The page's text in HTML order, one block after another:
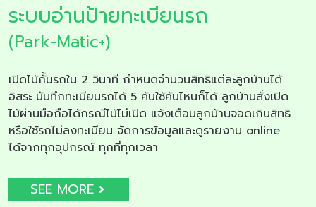
ระบบอ่านป้ายทะเบียนรถ
(Park-Matic+)
เปิดไม้กั้นรถใน 2 วินาที กำหนดจำนวนสิทธิแต่ละลูกบ้านได้
อิสระ บันทึกทะเบียนรถได้ 5 คันใช้คันไหนก็ได้ ลูกบ้านสั่งเปิด
ไม้ผ่านมือถือได้กรณีไม้ไม่เปิด แจ้งเตือนลูกบ้านจอดเกินสิทธิ
หรือใช้รถไม่ลงทะเบียน จัดการข้อมูลและดูรายงาน online
ได้จากทุกอุปกรณ์ ทุกที่ทุกเวลา
SEE MORE